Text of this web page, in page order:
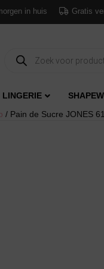
in huis Gratis
Producten
zoeken
LINGERIE
/ Pain de Sucre JONES